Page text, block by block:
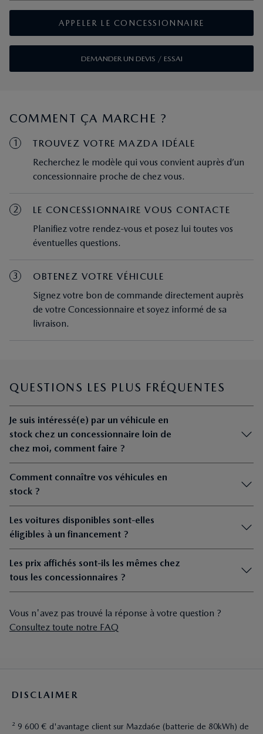
APPELER LE CONCESSIONNAIRE
DEMANDER UN DEVIS / ESSAI
COMMENT ÇA MARCHE ?
1
TROUVEZ VOTRE MAZDA IDÉALE
Recherchez le modèle qui vous convient auprès d’un
concessionnaire proche de chez vous.
2
LE CONCESSIONNAIRE VOUS CONTACTE
Planifiez votre rendez-vous et posez lui toutes vos
éventuelles questions.
3
OBTENEZ VOTRE VÉHICULE
Signez votre bon de commande directement auprès
de votre Concessionnaire et soyez informé de sa
livraison.
QUESTIONS LES PLUS FRÉQUENTES
Je suis intéressé(e) par un véhicule en
stock chez un concessionnaire loin de
chez moi, comment faire ?
Comment connaître vos véhicules en
stock ?
Les voitures disponibles sont-elles
éligibles à un financement ?
Les prix affichés sont-ils les mêmes chez
tous les concessionnaires ?
Vous n'avez pas trouvé la réponse à votre question ?
Consultez toute notre FAQ
DISCLAIMER
² 9 600 € d'avantage client sur Mazda6e (batterie de 80kWh) de